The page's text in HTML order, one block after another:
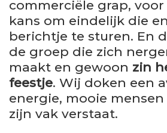
commerciële grap,
kans om eindelijk die
berichtje te sturen. En
de groep die zich
maakt en gewoon zin
feestje. Wij doken een
energie, mooie mensen
zijn vak verstaat.